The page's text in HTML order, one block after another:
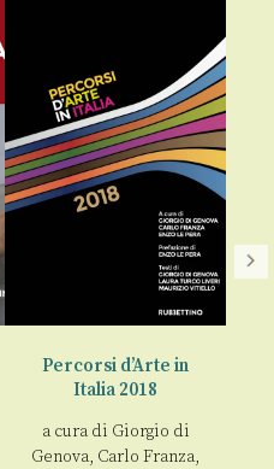
Percorsi d’Arte in
Italia 2018
a cura di Giorgio di
Genova, Carlo Franza,